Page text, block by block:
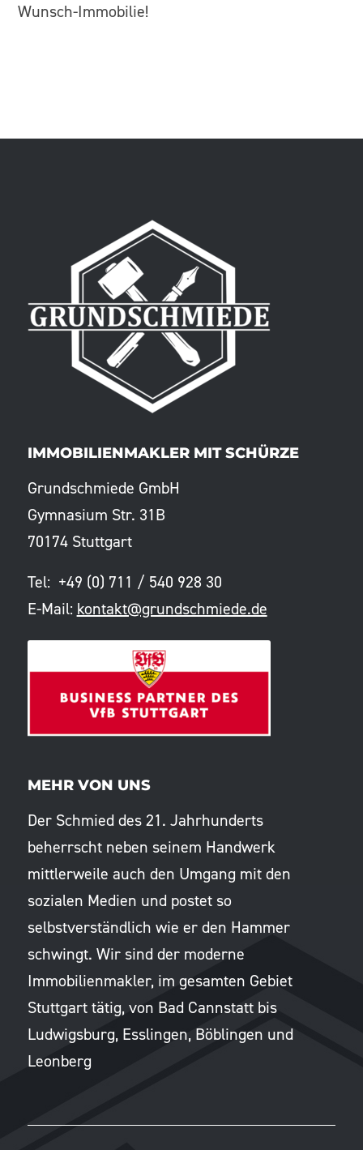
Wunsch-Immobilie!
IMMOBILIENMAKLER MIT SCHÜRZE
Grundschmiede GmbH
Gymnasium Str. 31B
70174 Stuttgart
Tel: +49 (0) 711 / 540 928 30
E-Mail: kontakt@grundschmiede.de
MEHR VON UNS
Der Schmied des 21. Jahrhunderts
beherrscht neben seinem Handwerk
mittlerweile auch den Umgang mit den
sozialen Medien und postet so
selbstverständlich wie er den Hammer
schwingt. Wir sind der moderne
Immobilienmakler, im gesamten Gebiet
Stuttgart tätig, von Bad Cannstatt bis
Ludwigsburg, Esslingen, Böblingen und
Leonberg